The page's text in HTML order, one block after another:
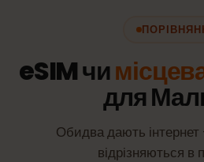
eSIM чи
для
Обидва дають
відрізняються в